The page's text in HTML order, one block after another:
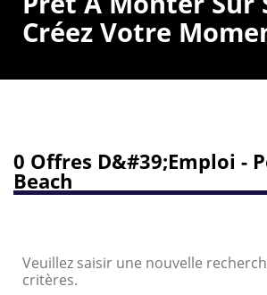
Créez Votre
0 Offres D&#39;emploi -
Beach
Veuillez saisir une nouvelle
critères.